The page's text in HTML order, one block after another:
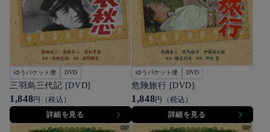
ゆうパケット便 DVD
三羽烏三代記 [DVD]
1,848円（税込）
詳細を見る
ゆうパケット便 DVD
危険旅行 [DVD]
1,848円（税込）
詳細を見る